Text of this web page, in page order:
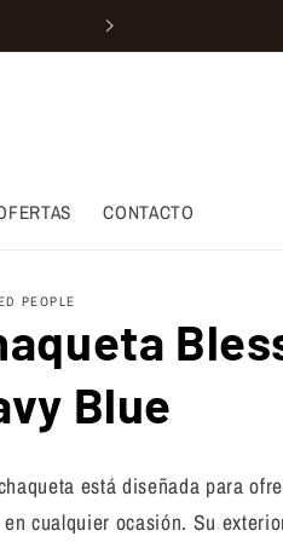
CONTACTO
PEOPLE
Blue
está diseñada para
cualquier ocasión. Su